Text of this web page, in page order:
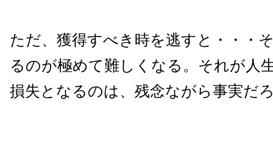
ただ、獲得すべき時を逃すと・・・
るのが極めて難しくなる。それが人
損失となるのは、残念ながら事実だ